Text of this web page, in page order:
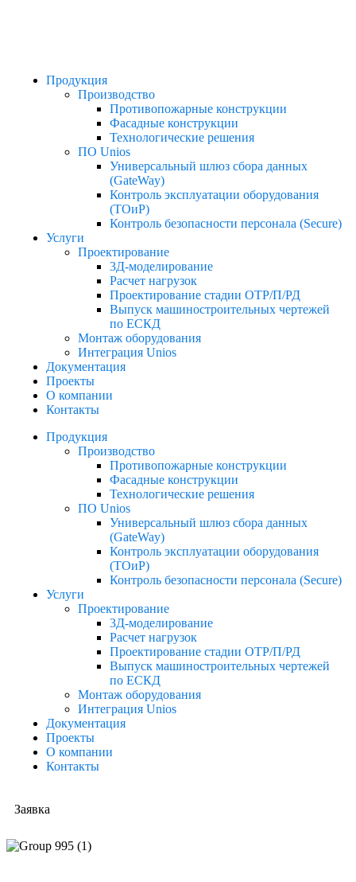
Продукция
Производство
Противопожарные конструкции​
Фасадные конструкции​
Технологические решения​
ПО Unios
Универсальный шлюз сбора данных
(GateWay)
Контроль эксплуатации оборудования
(ТОиР)
Контроль безопасности персонала (Secure)
Услуги
Проектирование
3Д-моделирование
Расчет нагрузок
Проектирование стадии ОТР/П/РД
Выпуск машиностроительных чертежей
по ЕСКД
Монтаж оборудования
Интеграция Unios
Документация
Проекты
О компании
Контакты
Продукция
Производство
Противопожарные конструкции​
Фасадные конструкции​
Технологические решения​
ПО Unios
Универсальный шлюз сбора данных
(GateWay)
Контроль эксплуатации оборудования
(ТОиР)
Контроль безопасности персонала (Secure)
Услуги
Проектирование
3Д-моделирование
Расчет нагрузок
Проектирование стадии ОТР/П/РД
Выпуск машиностроительных чертежей
по ЕСКД
Монтаж оборудования
Интеграция Unios
Документация
Проекты
О компании
Контакты
Заявка